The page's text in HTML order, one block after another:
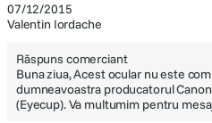
07/12/2015
Valentin Iordache
Răspuns comerciant
Buna ziua, Acest ocular nu este
dumneavoastra producatorul
(Eyecup). Va multumim pentru